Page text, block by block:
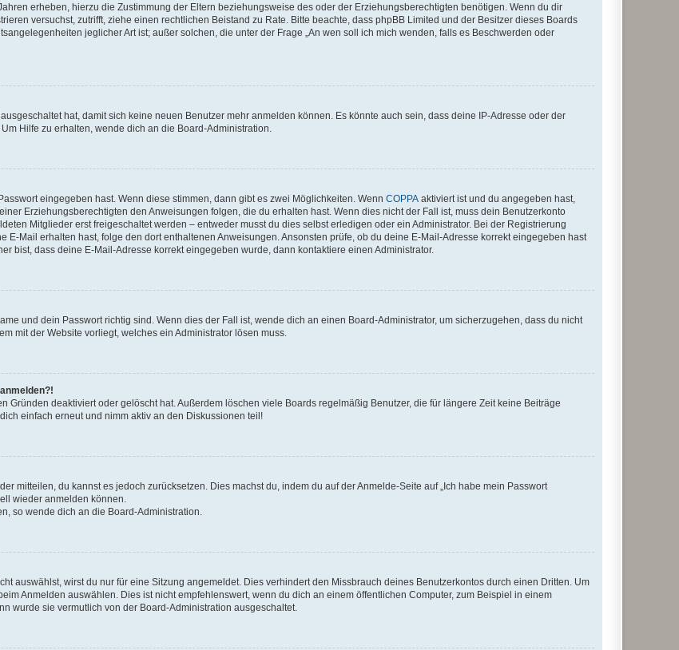
erheben, hierzu die Zustimmung der Eltern beziehungsweise des oder der Erziehungsberechtigten benötigen. Wenn du dir
versuchst, zutrifft, ziehe einen rechtlichen Beistand zu Rate. Bitte beachte, dass phpBB Limited und der Besitzer dieses Boards
jeglicher Art ist; außer solchen, die unter der Frage „An wen soll ich mich wenden, falls es Beschwerden oder
hat, damit sich keine neuen Benutzer mehr anmelden können. Es könnte auch sein, dass deine IP-Adresse oder der
Hilfe zu erhalten, wende dich an die Board-Administration.
eingegeben hast. Wenn diese stimmen, dann gibt es zwei Möglichkeiten. Wenn COPPA aktiviert ist und du angegeben hast,
Erziehungsberechtigten den Anweisungen folgen, die du erhalten hast. Wenn dies nicht der Fall ist, muss dein Benutzerkonto
Mitglieder erst freigeschaltet werden – entweder musst du dies selbst erledigen oder ein Administrator. Bei der Registrierung
E-Mail erhalten hast, folge den dort enthaltenen Anweisungen. Ansonsten prüfe, ob du deine E-Mail-Adresse korrekt eingegeben hast
bist, dass deine E-Mail-Adresse korrekt eingegeben wurde, dann kontaktiere einen Administrator.
und dein Passwort richtig sind. Wenn dies der Fall ist, wende dich an einen Board-Administrator, um sicherzugehen, dass du nicht
mit der Website vorliegt, welches ein Administrator lösen muss.
Gründen deaktiviert oder gelöscht hat. Außerdem löschen viele Boards regelmäßig Benutzer, die für längere Zeit keine Beiträge
einfach erneut und nimm aktiv an den Diskussionen teil!
mitteilen, du kannst es jedoch zurücksetzen. Dies machst du, indem du auf der Anmelde-Seite auf „Ich habe mein Passwort
wieder anmelden können.
so wende dich an die Board-Administration.
auswählst, wirst du nur für eine Sitzung angemeldet. Dies verhindert den Missbrauch deines Benutzerkontos durch einen Dritten. Um
Anmelden auswählen. Dies ist nicht empfehlenswert, wenn du dich an einem öffentlichen Computer, zum Beispiel in einem
wurde sie vermutlich von der Board-Administration ausgeschaltet.